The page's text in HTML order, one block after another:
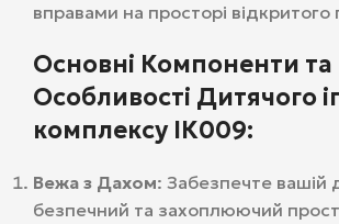
вправами на просторі відкритого
Основні Компоненти та
Особливості Дитячого
комплексу ІК009:
Вежа з Дахом: Забезпечте вашій
безпечний та захоплюючий